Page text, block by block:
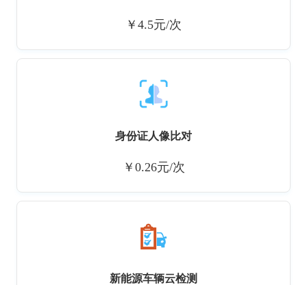
￥4.5元/次
身份证人像比对
￥0.26元/次
新能源车辆云检测